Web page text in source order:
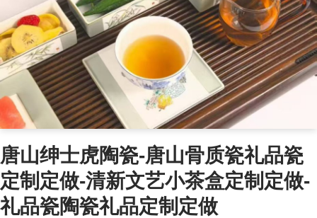
唐山绅士虎陶瓷-唐山骨质瓷礼品瓷
定制定做-清新文艺小茶盒定制定做-
礼品瓷陶瓷礼品定制定做